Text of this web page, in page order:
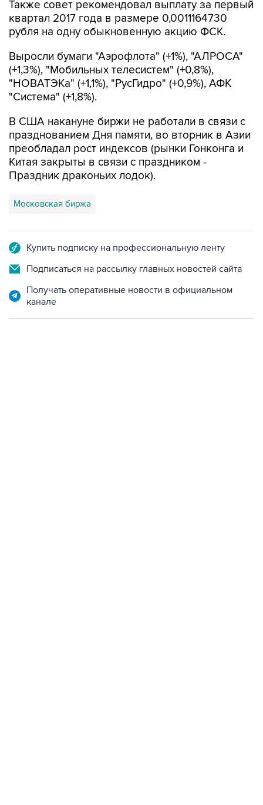
рубля на одну обыкновенную акцию ФСК.
Выросли бумаги "Аэрофлота" (+1%), "АЛРОСА"
"НОВАТЭКа" (+1,1%), "РусГидро" (+0,9%), АФК
"Система" (+1,8%).
В США накануне биржи не работали в связи с
преобладал рост индексов (рынки Гонконга и
Китая закрыты в связи с праздником -
Праздник драконьих лодок).
Московская биржа
Подписаться на рассылку главных новостей сайта
Получать оперативные новости в официальном